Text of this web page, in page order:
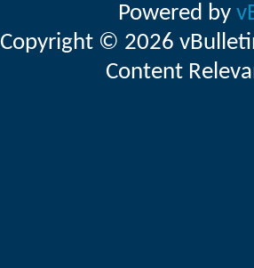
Powered by
Copyright © 2026
Content